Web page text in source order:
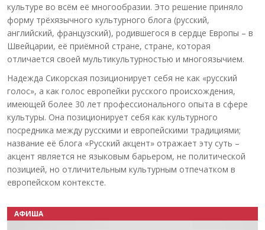
культуре во всём её многообразии. Это решение приняло
форму трёхязычного культурного блога (русский,
английский, французский), родившегося в сердце Европы – в
Швейцарии, её приёмной стране, стране, которая
отличается своей мультикультурностью и многоязычием.
Надежда Сикорская позиционирует себя не как «русский
голос», а как голос европейки русского происхождения,
имеющей более 30 лет профессионального опыта в сфере
культуры. Она позиционирует себя как культурного
посредника между русскими и европейскими традициями;
название её блога «Русский акцент» отражает эту суть –
акцент является не языковым барьером, не политической
позицией, но отличительным культурным отпечатком в
европейском контексте.
АФИША